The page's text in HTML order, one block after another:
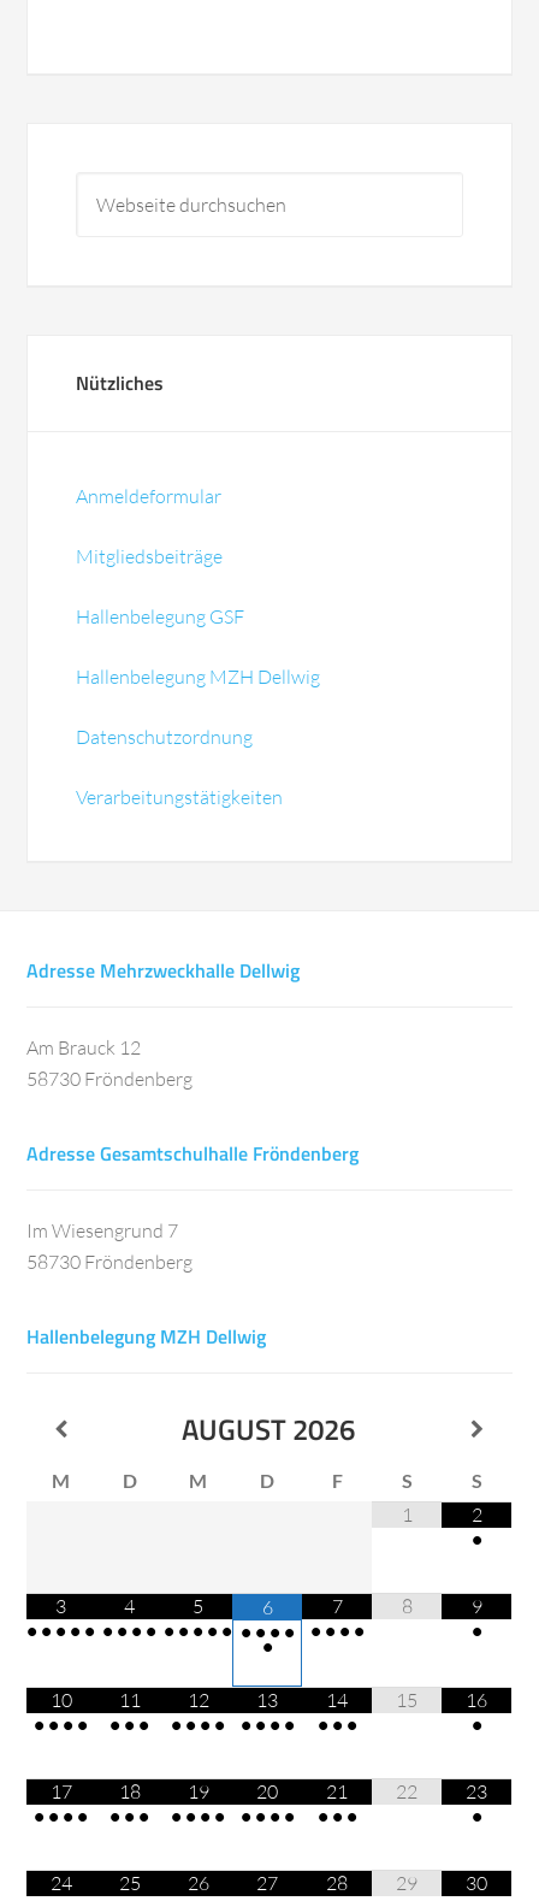
Nützliches
Anmeldeformular
Mitgliedsbeiträge
Hallenbelegung GSF
Hallenbelegung MZH Dellwig
Datenschutzordnung
Verarbeitungstätigkeiten
Adresse Mehrzweckhalle Dellwig
Am Brauck 12
58730 Fröndenberg
Adresse Gesamtschulhalle Fröndenberg
Im Wiesengrund 7
58730 Fröndenberg
Hallenbelegung MZH Dellwig
AUGUST2026
M D M D F S S
1 2
•
3
• • • • •
4
• • • •
5
• • • • •
6
• • • •
•
7
• • • •
8 9
•
10
• • • •
11
• • •
12
• • • •
13
• • • •
14
• • •
15 16
•
17
• • • •
18
• • •
19
• • • •
20
• • • •
21
• • •
22 23
•
24 25 26 27 28 29 30